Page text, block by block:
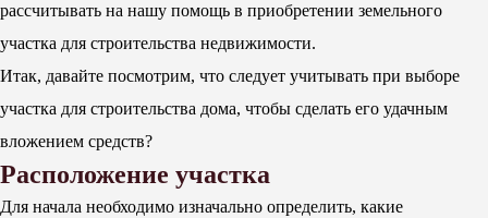
рассчитывать на нашу помощь в приобретении земельного
участка для строительства недвижимости.
Итак, давайте посмотрим, что следует учитывать при выборе
участка для строительства дома, чтобы сделать его удачным
вложением средств?
Расположение участка
Для начала необходимо изначально определить, какие